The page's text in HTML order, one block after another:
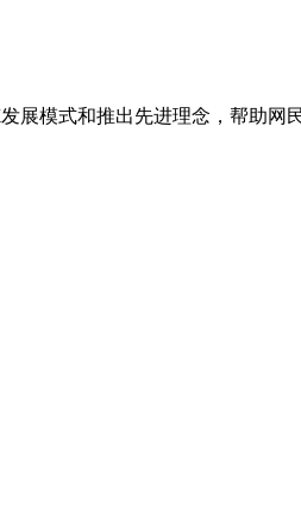
模式和推出先进理念，帮助网